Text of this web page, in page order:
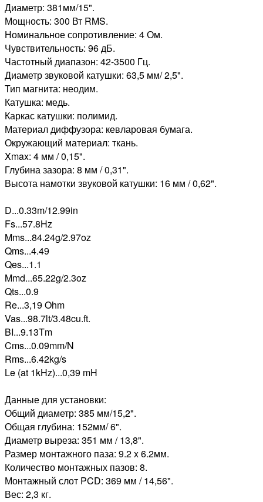
Диаметр: 381мм/15".
Мощность: 300 Вт RMS.
Номинальное сопротивление: 4 Ом.
Чувствительность: 96 дБ.
Частотный диапазон: 42-3500 Гц.
Диаметр звуковой катушки: 63,5 мм/ 2,5".
Тип магнита: неодим.
Катушка: медь.
Каркас катушки: полимид.
Материал диффузора: кевларовая бумага.
Окружающий материал: ткань.
Xmax: 4 мм / 0,15".
Глубина зазора: 8 мм / 0,31".
Высота намотки звуковой катушки: 16 мм / 0,62".
D...0.33m/12.99in
Fs...57.8Hz
Mms...84.24g/2.97oz
Qms...4.49
Qes...1.1
Mmd...65.22g/2.3oz
Qts...0.9
Re...3,19 Ohm
Vas...98.7lt/3.48cu.ft.
BI...9.13Tm
Cms...0.09mm/N
Rms...6.42kg/s
Le (at 1kHz)...0,39 mH
Данные для установки:
Общий диаметр: 385 мм/15,2".
Общая глубина: 152мм/ 6".
Диаметр выреза: 351 мм / 13,8".
Размер монтажного паза: 9.2 x 6.2мм.
Количество монтажных пазов: 8.
Монтажный слот PCD: 369 мм / 14,56".
Вес: 2,3 кг.